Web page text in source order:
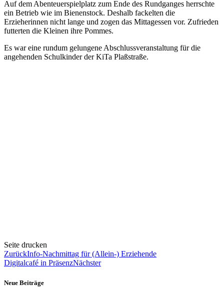
Auf dem Abenteuerspielplatz zum Ende des Rundganges herrschte
ein Betrieb wie im Bienenstock. Deshalb fackelten die
Erzieherinnen nicht lange und zogen das Mittagessen vor. Zufrieden
futterten die Kleinen ihre Pommes.
Es war eine rundum gelungene Abschlussveranstaltung für die
angehenden Schulkinder der KiTa Plaßstraße.
Seite drucken
ZurückInfo-Nachmittag für (Allein-) Erziehende
Digitalcafé in PräsenzNächster
Neue Beiträge